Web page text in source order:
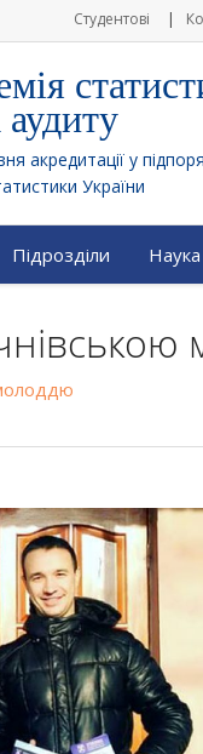
Студентові
аудиту
акредитації у
України
Підрозділи Наука